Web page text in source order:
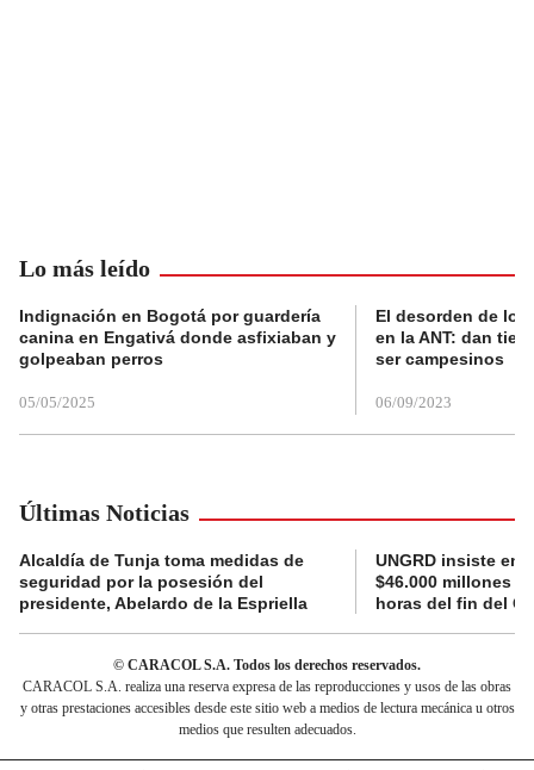
Lo más leído
Indignación en Bogotá por guardería
canina en Engativá donde asfixiaban y
golpeaban perros
05/05/2025
El desorden de
en la ANT: dan
ser campesinos
06/09/2023
Últimas Noticias
Alcaldía de Tunja toma medidas de
seguridad por la posesión del
presidente, Abelardo de la Espriella
UNGRD insiste en
$46.000 millones
horas del fin del
© CARACOL S.A. Todos los derechos reservados.
CARACOL S.A. realiza una reserva expresa de las reproducciones y usos de las obras
y otras prestaciones accesibles desde este sitio web a medios de lectura mecánica u otros
medios que resulten adecuados.